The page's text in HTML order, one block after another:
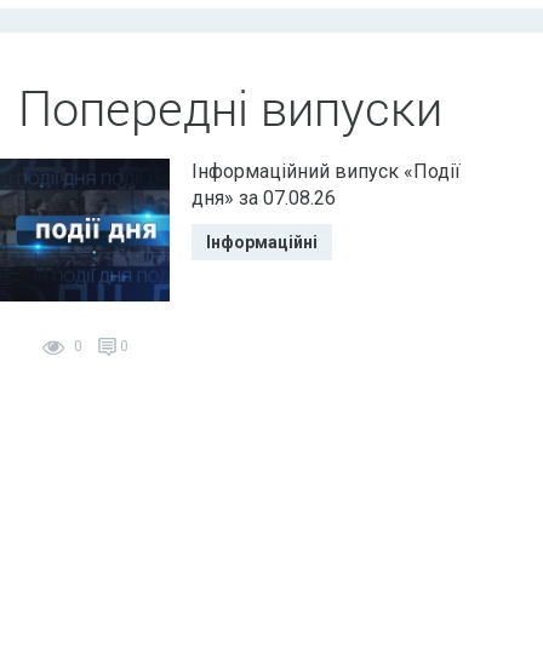
Попередні випуски
0 0
Інформаційний випуск «Події
дня» за 07.08.26
Інформаційні